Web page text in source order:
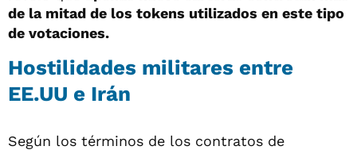
de la mitad de los tokens utilizados en este tipo
de votaciones.
Hostilidades militares entre
EE.UU e Irán
Según los términos de los contratos de